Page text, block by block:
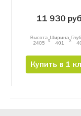
11 930
Высота
2405
xШирина
401
x
Купить в 1